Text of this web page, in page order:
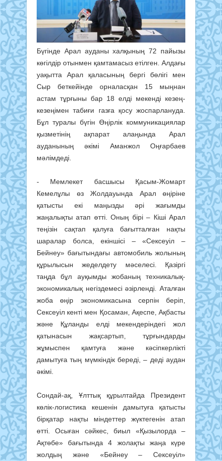
Бүгінде Арал ауданы халқының 72 пайызы
көгілдір отынмен қамтамасыз етілген. Алдағы
уақытта Арал қаласының бергі бөлігі мен
Сыр беткейінде орналасқан 15 мыңнан
астам тұрғыны бар 18 елді мекенді кезең-
кезеңімен табиғи газға қосу жоспарлануда.
Бұл туралы бүгін Өңірлік коммуникациялар
қызметінің ақпарат алаңында Арал
ауданының әкімі Аманжол Оңғарбаев
мәлімдеді.
- Мемлекет басшысы Қасым-Жомарт
Кемелұлы өз Жолдауында Арал өңіріне
қатысты екі маңызды әрі жағымды
жаңалықты атап өтті. Оның бірі – Кіші Арал
теңізін сақтап қалуға бағытталған нақты
шаралар болса, екіншісі – «Сексеуіл –
Бейнеу» бағытындағы автомобиль жолының
құрылысын жеделдету мәселесі. Қазіргі
таңда бұл ауқымды жобаның техникалық-
экономикалық негіздемесі әзірленді. Аталған
жоба өңір экономикасына серпін беріп,
Сексеуіл кенті мен Қосаман, Ақеспе, Ақбасты
және Құланды елді мекендеріндегі жол
қатынасын жақсартып, тұрғындарды
жұмыспен қамтуға және кәсіпкерлікті
дамытуға тың мүмкіндік береді, – деді аудан
әкімі.
Сондай-ақ, Ұлттық құрылтайда Президент
көлік-логистика кешенін дамытуға қатысты
бірқатар нақты міндеттер жүктегенін атап
өтті. Осыған сәйкес, биыл «Қызылорда –
Ақтөбе» бағытында 4 жолақты жаңа күре
жолдың және «Бейнеу – Сексеуіл»